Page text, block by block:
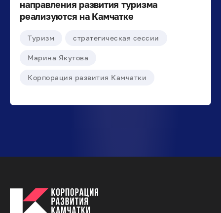
направления развития туризма
реализуются на Камчатке
Туризм стратегическая сессии
Марина Якутова
Корпорация развития Камчатки